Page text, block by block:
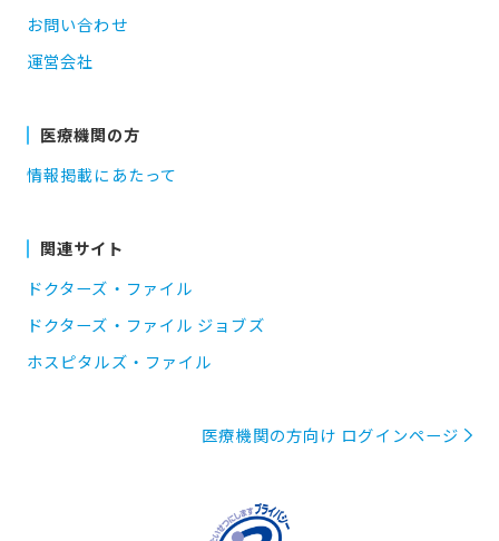
お問い合わせ
運営会社
医療機関の方
情報掲載にあたって
関連サイト
ドクターズ・ファイル
ドクターズ・ファイル ジョブズ
ホスピタルズ・ファイル
医療機関の方向け ログインページ